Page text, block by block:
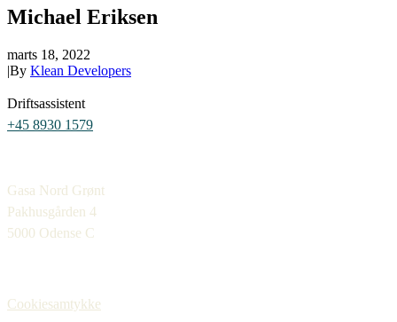
Michael Eriksen
marts 18, 2022
|By Klean Developers
Driftsassistent
+45 8930 1579
Gasa Nord Grønt
Pakhusgården 4
5000 Odense C
Cookiesamtykke